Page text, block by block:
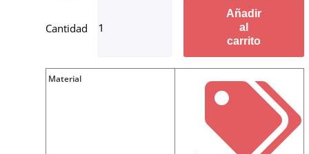
Añadir
al
carrito
Material